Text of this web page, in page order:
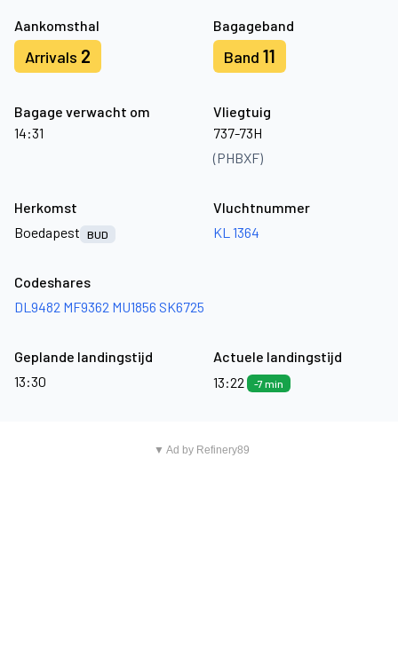
Aankomsthal
Arrivals 2
Bagageband
Band 11
Bagage verwacht om
14:31
Vliegtuig
737-73H
(PHBXF)
Herkomst
Boedapest
BUD
Vluchtnummer
KL 1364
Codeshares
DL9482 MF9362 MU1856 SK6725
Geplande landingstijd
13:30
Actuele landingstijd
13:22
-7 min
▼ Ad by Refinery89